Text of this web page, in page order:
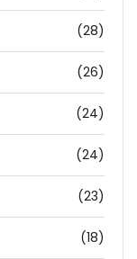
(28)
(26)
(24)
(24)
(23)
(18)